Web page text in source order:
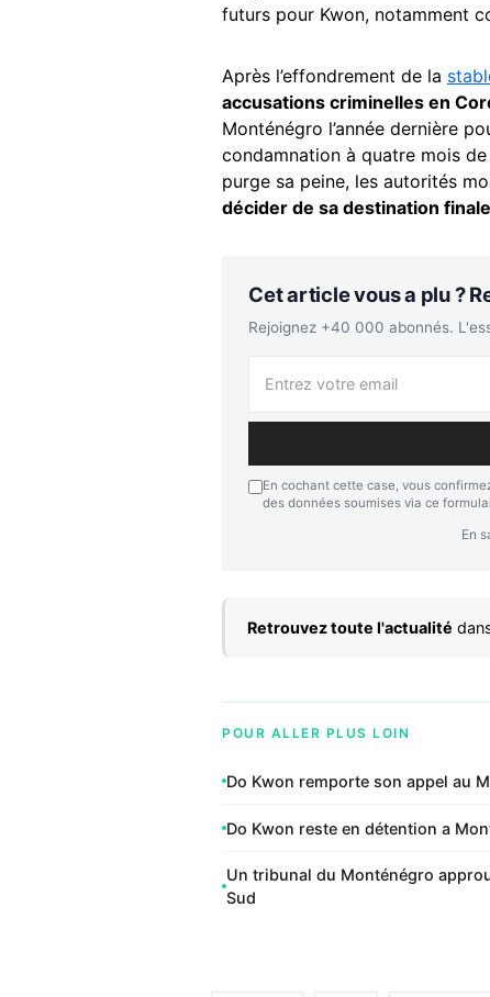
futurs pour Kwon, notamment
Après l’effondrement de la
accusations criminelles en
Monténégro l’année dernière
condamnation à quatre mois
purge sa peine, les autorités
décider de sa destination finale
Cet article vous a plu ?
Rejoignez +40 000 abonnés.
En cochant cette case, vous
des données soumises via ce
En
Retrouvez toute l'actualité
POUR ALLER PLUS LOIN
Do Kwon remporte son appel au
Do Kwon reste en détention a
Un tribunal du Monténégro
Sud